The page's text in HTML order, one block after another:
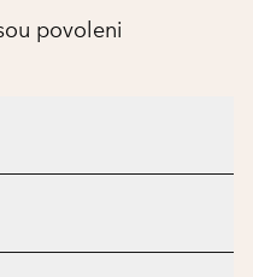
povoleni